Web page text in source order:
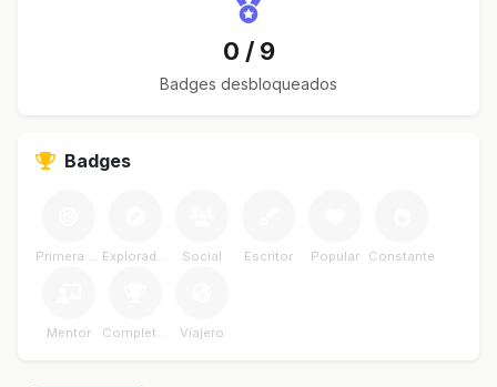
0 / 9
Badges desbloqueados
Badges
Primera Meta Explorador Social Escritor Popular Constante
Mentor Completador Viajero